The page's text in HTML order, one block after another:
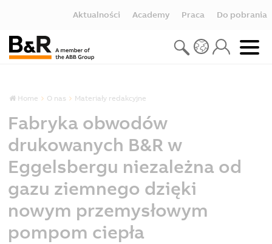
Aktualności Academy Praca Do pobrania
Home O nas Materiały redakcyjne
Fabryka obwodów
drukowanych B&R w
Eggelsbergu niezależna od
gazu ziemnego dzięki
nowym przemysłowym
pompom ciepła